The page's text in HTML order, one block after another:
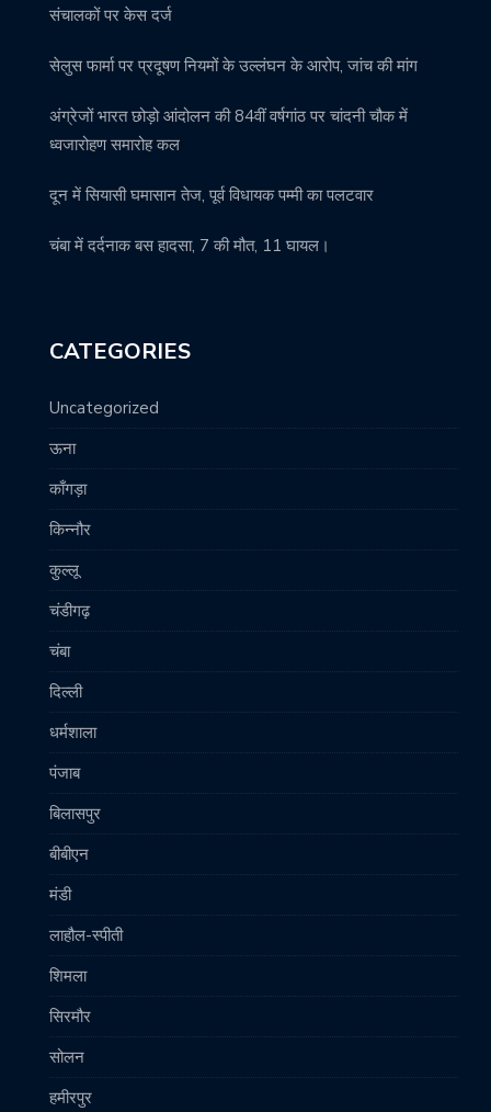
संचालकों पर केस दर्ज
सेलुस फार्मा पर प्रदूषण नियमों के उल्लंघन के आरोप, जांच की मांग
अंग्रेजों भारत छोड़ो आंदोलन की 84वीं वर्षगांठ पर चांदनी चौक में
ध्वजारोहण समारोह कल
दून में सियासी घमासान तेज, पूर्व विधायक पम्मी का पलटवार
चंबा में दर्दनाक बस हादसा, 7 की मौत, 11 घायल।
CATEGORIES
Uncategorized
ऊना
काँगड़ा
किन्नौर
कुल्लू
चंडीगढ़
चंबा
दिल्ली
धर्मशाला
पंजाब
बिलासपुर
बीबीएन
मंडी
लाहौल-स्पीती
शिमला
सिरमौर
सोलन
हमीरपुर